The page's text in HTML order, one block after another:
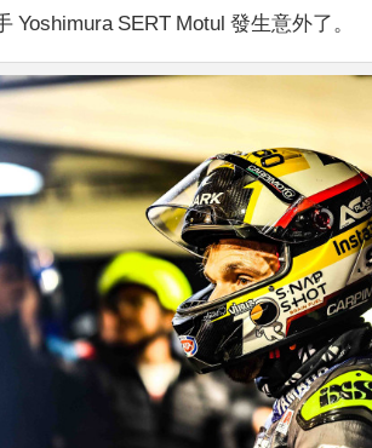
SERT Motul 發生意外了。